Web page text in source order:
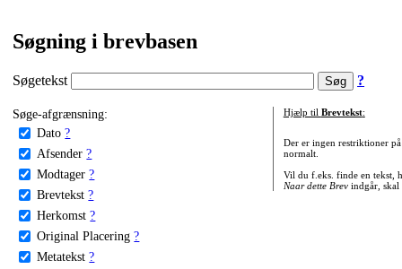
Søgning i brevbasen
Søgetekst ?
Søge-afgrænsning:
Dato ?
Afsender ?
Modtager ?
Brevtekst ?
Herkomst ?
Original Placering ?
Metatekst ?
Hjælp til Brevtekst:
Der er ingen restriktioner
normalt.
Vil du f.eks. finde en tekst,
Naar dette Brevindgår, skal